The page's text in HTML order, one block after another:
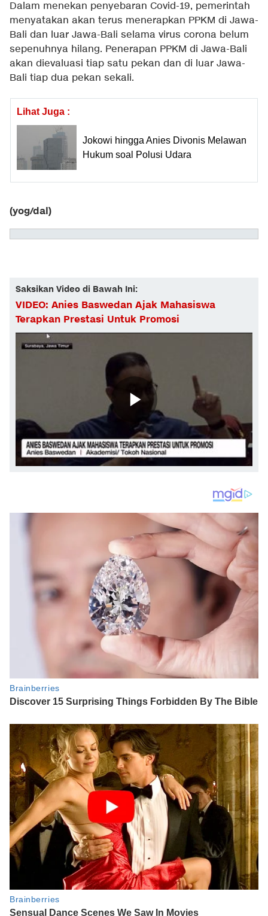
Dalam menekan penyebaran Covid-19, pemerintah
menyatakan akan terus menerapkan PPKM di Jawa-
Bali dan luar Jawa-Bali selama virus corona belum
sepenuhnya hilang. Penerapan PPKM di Jawa-Bali
akan dievaluasi tiap satu pekan dan di luar Jawa-
Bali tiap dua pekan sekali.
Lihat Juga :
Jokowi hingga Anies Divonis Melawan
Hukum soal Polusi Udara
(yog/dal)
Saksikan Video di Bawah Ini:
VIDEO: Anies Baswedan Ajak Mahasiswa
Terapkan Prestasi Untuk Promosi